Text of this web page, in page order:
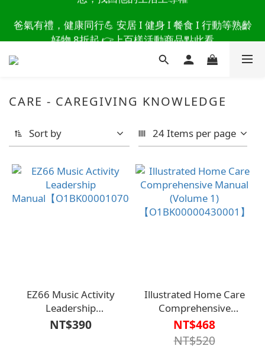
思，找回他的生活主導權
爸氣有禮，健康同行💪 安居 I 健身 I 餐食 I 行動等熟齡
好物 8折起 👉上百樣活動商品點此看
讀懂爸爸總說「不用買」的堅強 👉 3大生活貼心巧
CARE - CAREGIVING KNOWLEDGE
Sort by 24 Items per page
EZ66 Music Activity
Leadership
Manual【O1BK00001070000】
NT$390
Illustrated Home Care
Comprehensive
Manual (Volume 1)
【O1BK00000430001】
NT$468
NT$520